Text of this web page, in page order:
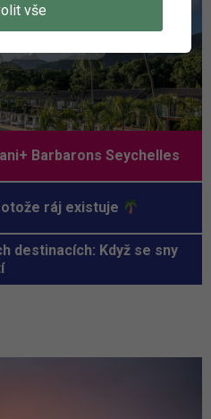
Barbarons Seychelles
ráj existuje
destinacích: Když se sny
vše